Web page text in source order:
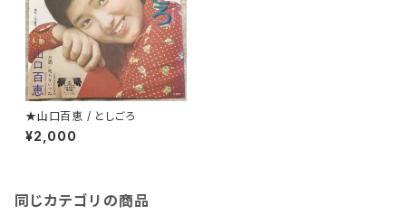
★山口百恵 / としごろ
¥2,000
同じカテゴリの商品